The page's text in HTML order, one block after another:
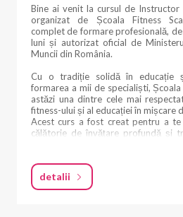
Bine ai venit la cursul de Instructor
organizat de Școala Fitness
complet de formare profesională,
luni și autorizat oficial de
Muncii din România.
Cu o tradiție solidă în educație
formarea a mii de specialiști,
astăzi una dintre cele mai
fitness-ului și al educației în mișcare
Acest curs a fost creat pentru a
călătorie de învățare profundă și
ACREDITARE & CERTIFICARE
detalii